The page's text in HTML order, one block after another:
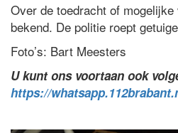
Over de toedracht of
bekend. De politie roept
Foto’s: Bart Meesters
U kunt ons voortaan ook
https://